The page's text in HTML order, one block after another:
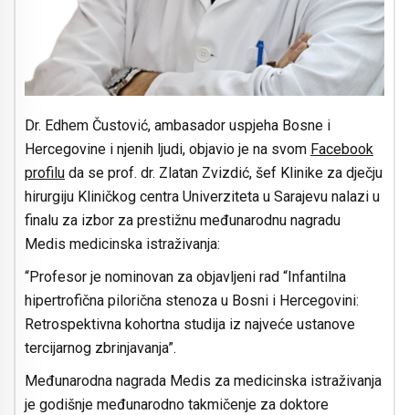
Dr. Edhem Čustović, ambasador uspjeha Bosne i
Hercegovine i njenih ljudi, objavio je na svom Facebook
profilu da se prof. dr. Zlatan Zvizdić, šef Klinike za dječju
hirurgiju Kliničkog centra Univerziteta u Sarajevu nalazi u
finalu za izbor za prestižnu međunarodnu nagradu
Medis medicinska istraživanja:
“Profesor je nominovan za objavljeni rad “Infantilna
hipertrofična pilorična stenoza u Bosni i Hercegovini:
Retrospektivna kohortna studija iz najveće ustanove
tercijarnog zbrinjavanja”.
Međunarodna nagrada Medis za medicinska istraživanja
je godišnje međunarodno takmičenje za doktore